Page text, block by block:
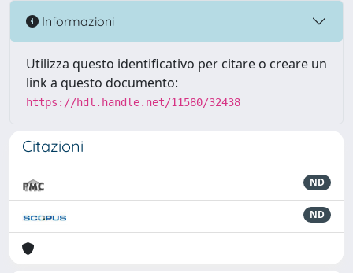
Informazioni
Utilizza questo identificativo per citare o creare un
link a questo documento:
https://hdl.handle.net/11580/32438
Citazioni
ND
ND